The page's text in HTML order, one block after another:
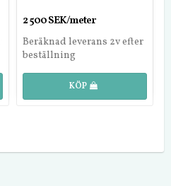
2 500 SEK/meter
Beräknad leverans 2v efter
beställning
KÖP